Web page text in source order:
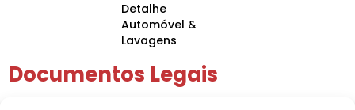
Detalhe
Automóvel &
Lavagens
Documentos Legais